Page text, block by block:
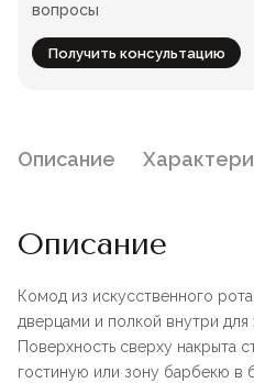
вопросы
Получить консультацию
Описание
Описание
Комод из искусственного
дверцами и полкой внутри для
Поверхность сверху накрыта
гостиную или зону барбекю в